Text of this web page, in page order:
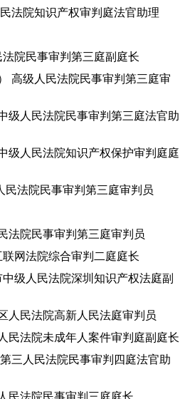
院知识产权审判庭法官助理
民事审判第三庭副庭长
级人民法院民事审判第三庭审
人民法院民事审判第三庭法官助
人民法院知识产权保护审判庭庭
院民事审判第三庭审判员
院民事审判第三庭审判员
法院综合审判二庭庭长
人民法院深圳知识产权法庭副
民法院高新人民法庭审判员
法院未成年人案件审判庭副庭长
人民法院民事审判四庭法官助
法院民事审判三庭庭长